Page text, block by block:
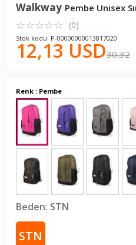
Walkway Pembe Unisex
☆☆☆☆☆
★★★★★ (0)
Stok kodu: P-00000000013817020
12,13 USD30,32
Renk : Pembe
Beden: STN
STN